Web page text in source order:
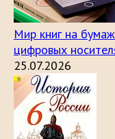
Мир книг на
цифровых
25.07.2026